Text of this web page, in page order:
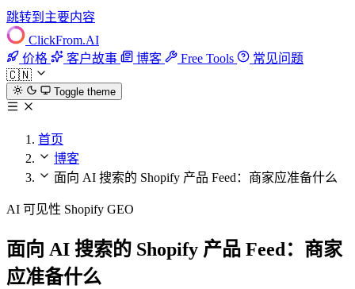
跳转到主要内容
ClickFrom.AI
价格
客户故事 博客 Free Tools
常见问题
🇨🇳
Toggle theme
首页
博客
面向 AI 搜索的 Shopify 产品 Feed：商家应准备什么
AI 可见性 Shopify GEO
面向 AI 搜索的 Shopify 产品 Feed：商家
应准备什么